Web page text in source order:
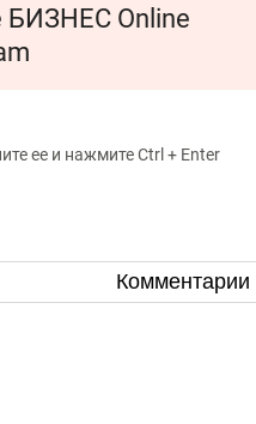
БИЗНЕС Online
ее и нажмите Ctrl + Enter
Комментарии